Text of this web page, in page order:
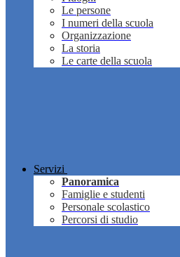
Le persone
I numeri della scuola
Organizzazione
La storia
Le carte della scuola
Servizi
Panoramica
Famiglie e studenti
Personale scolastico
Percorsi di studio